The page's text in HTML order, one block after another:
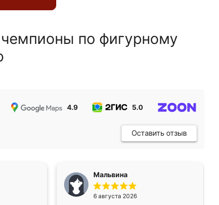
по фигурному
4.9 5.0
Оставить отзыв
Мальвина
6 августа 2026